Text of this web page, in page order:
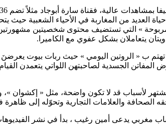
العديد من المغاربة في الأحياء الشعبية حيث
» التي تستضيف محتوى شخصيتين
ب « الروتين اليومي » حيث ربات بيوت يعرضنَ
الجسدية لصاحبتهن اللواتي يتعمدن
لأسباب قد لا تكون واضحة، مثل «
والعلامات التجارية وتحوّله إلى ظاهرة
مغربي يدعى أمين رغيب ، بدأ في نشر